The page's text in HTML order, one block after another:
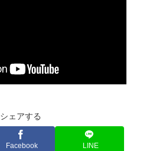
シェアする
Facebook LINE